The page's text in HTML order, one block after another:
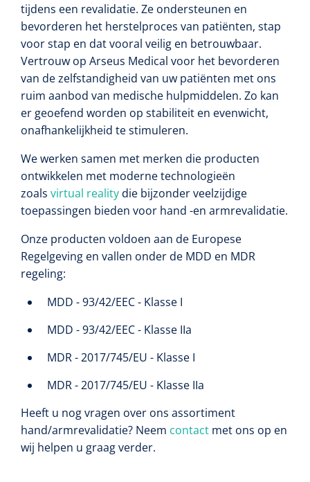
Paraffine verbanden
Siliconen verbanden
Alginaten
Diversen
Kleeflaag removers
Watten
Nierbekken
tijdens een revalidatie. Ze ondersteunen en
bevorderen het herstelproces van patiënten, stap
voor stap en dat vooral veilig en betrouwbaar.
Vertrouw op Arseus Medical voor het bevorderen
van de zelfstandigheid van uw patiënten met ons
ruim aanbod van medische hulpmiddelen. Zo kan
er geoefend worden op stabiliteit en evenwicht,
onafhankelijkheid te stimuleren.
We werken samen met merken die producten
ontwikkelen met moderne technologieën
zoals virtual realitydie bijzonder veelzijdige
toepassingen bieden voor hand -en armrevalidatie.
Onze producten voldoen aan de Europese
Regelgeving en vallen onder de MDD en MDR
regeling:
MDD - 93/42/EEC - Klasse I
MDD - 93/42/EEC - Klasse IIa
MDR - 2017/745/EU - Klasse I
MDR - 2017/745/EU - Klasse IIa
Heeft u nog vragen over ons assortiment
hand/armrevalidatie? Neem contact met ons op en
wij helpen u graag verder.